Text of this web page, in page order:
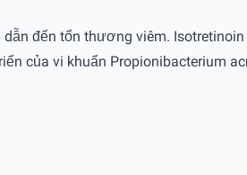
đến tổn thương viêm.
của vi khuẩn Propionibacterium